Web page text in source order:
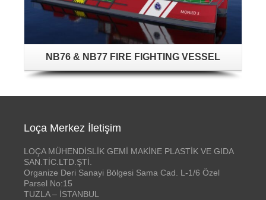
NB76 & NB77 FIRE FIGHTING VESSEL
Loça Merkez İletişim
LOÇA MÜHENDİSLİK GEMİ MAKİNE PLASTİK VE GIDA
SAN.TİC.LTD.ŞTİ.
Organize Deri Sanayi Bölgesi Sama Cad. L-1/6 Özel
Parsel No:15
TUZLA – İSTANBUL